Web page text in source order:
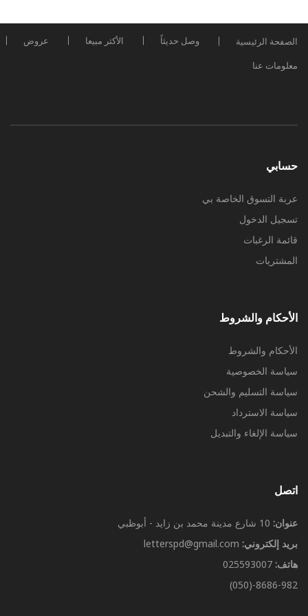
الصفحة الرئيسية وصل حديثاً الأكثر مبيعا
عروض
معلومات عنا
حسابي
عربة التسوق الخاصة بي
تسجيل الدخول
قائمة الرغبات
المشتريات
الأحكام والشروط
الأحكام والشروط
سياسة الخصوصية
سياسة التسليم والشحن
سياسة الاسترداد
سياسة الإلغاء والتبديل
اتصل
عنوان: 10 شارع مدينة محمد بن زايد - أبوظبي
بريد إلكتروني: letterspd@gmail.com
هاتف: 025593007
8686-982-(050)